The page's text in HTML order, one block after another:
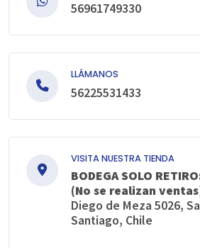
56961749330
LLÁMANOS
56225531433
VISITA NUESTRA TIENDA
BODEGA SOLO
(No se realizan
Diego de Meza 5026,
Santiago, Chile